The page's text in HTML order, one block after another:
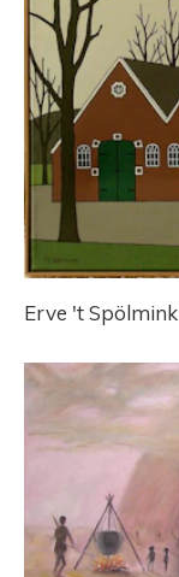
Erve 't Spölmink